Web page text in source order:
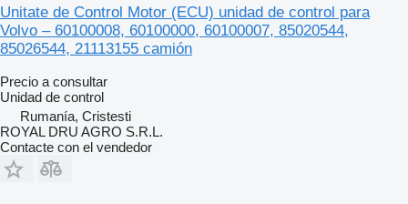
Unitate de Control Motor (ECU) unidad de control para
Volvo – 60100008, 60100000, 60100007, 85020544,
85026544, 21113155 camión
Precio a consultar
Unidad de control
Rumanía, Cristesti
ROYAL DRU AGRO S.R.L.
Contacte con el vendedor